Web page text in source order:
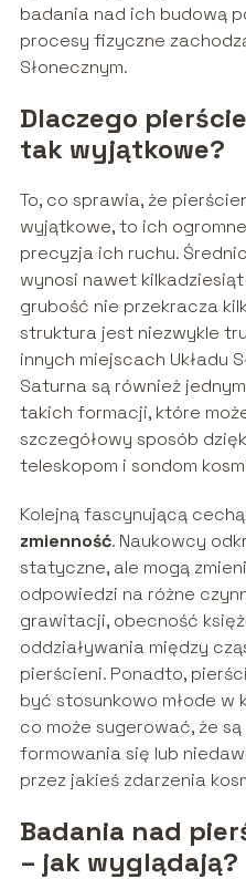
badania nad ich budową
procesy fizyczne
Słonecznym.
Dlaczego
tak wyjątkowe?
To, co sprawia, że
wyjątkowe, to ich
precyzja ich ruchu.
wynosi nawet
grubość nie przekracza
struktura jest niezwykle
innych miejscach Układu
Saturna są również
takich formacji, które
szczegółowy sposób
teleskopom i sondom
Kolejną fascynującą
zmienność. Naukowcy
statyczne, ale mogą
odpowiedzi na różne
grawitacji, obecność
oddziaływania między
pierścieni. Ponadto,
być stosunkowo młode
co może sugerować, że
formowania się lub
przez jakieś zdarzenia
Badania nad
– jak wyglądają?